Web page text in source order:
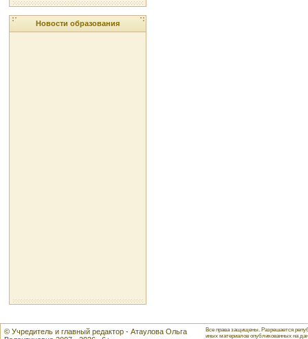
Новости образования
© Учредитель и главный редактор - Атаулова Ольга
Все права защищены. Разрешается
иных материалов опубликованных на